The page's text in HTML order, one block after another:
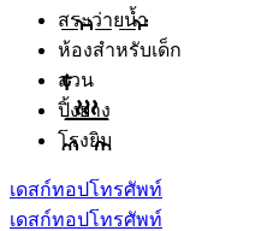
สระว่ายน้ำ
ห้องสำหรับเด็ก
สวน
ปิ้งย่าง
โรงยิม
เดสก์ทอปโทรศัพท์
เดสก์ทอปโทรศัพท์